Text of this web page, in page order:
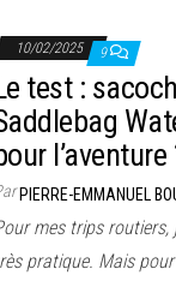
10/02/2025 9
test :
l’aventure
PIERRE-EMMANUEL
mes trips routiers,
pratique. Mais